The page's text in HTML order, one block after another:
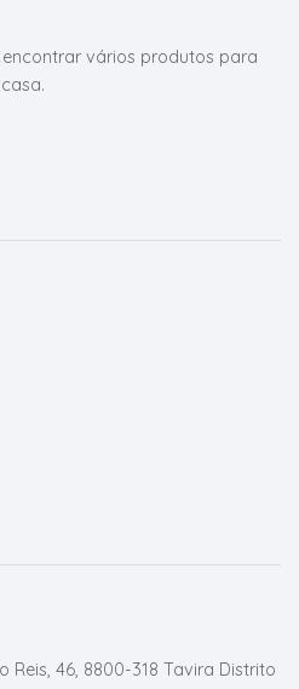
vários produtos para
Reis, 46, 8800-318 Tavira Distrito